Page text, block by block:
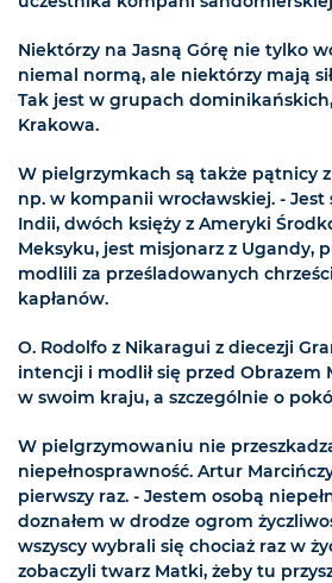
Niektórzy na Jasną Górę nie tylko
niemal normą, ale niektórzy mają
Tak jest w grupach
Krakowa.
W pielgrzymkach są także pątnicy z
np. w kompanii wrocławskiej. - Jest
Indii, dwóch księży z Ameryki
Meksyku, jest misjonarz z Ugandy,
modlili za prześladowanych
kapłanów.
O. Rodolfo z Nikaragui z diecezji
intencji i modlił się przed Obrazem
w swoim kraju, a szczególnie o
W pielgrzymowaniu nie
niepełnosprawność. Artur
pierwszy raz. - Jestem osobą
doznałem w drodze ogrom
wszyscy wybrali się chociaż raz w
zobaczyli twarz Matki, żeby tu